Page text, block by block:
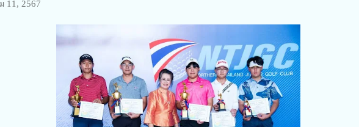
11, 2567